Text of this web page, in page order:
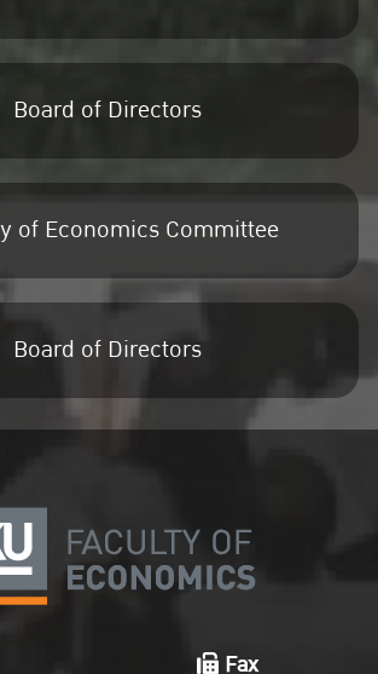
Board of Directors
of Economics Committee
Board of Directors
Fax